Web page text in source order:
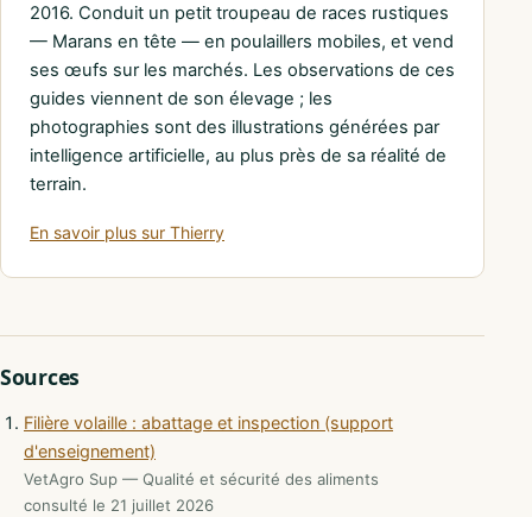
2016. Conduit un petit troupeau de races rustiques
— Marans en tête — en poulaillers mobiles, et vend
ses œufs sur les marchés. Les observations de ces
guides viennent de son élevage ; les
photographies sont des illustrations générées par
intelligence artificielle, au plus près de sa réalité de
terrain.
En savoir plus sur Thierry
Sources
Filière volaille : abattage et inspection (support
d'enseignement)
VetAgro Sup — Qualité et sécurité des aliments
consulté le 21 juillet 2026